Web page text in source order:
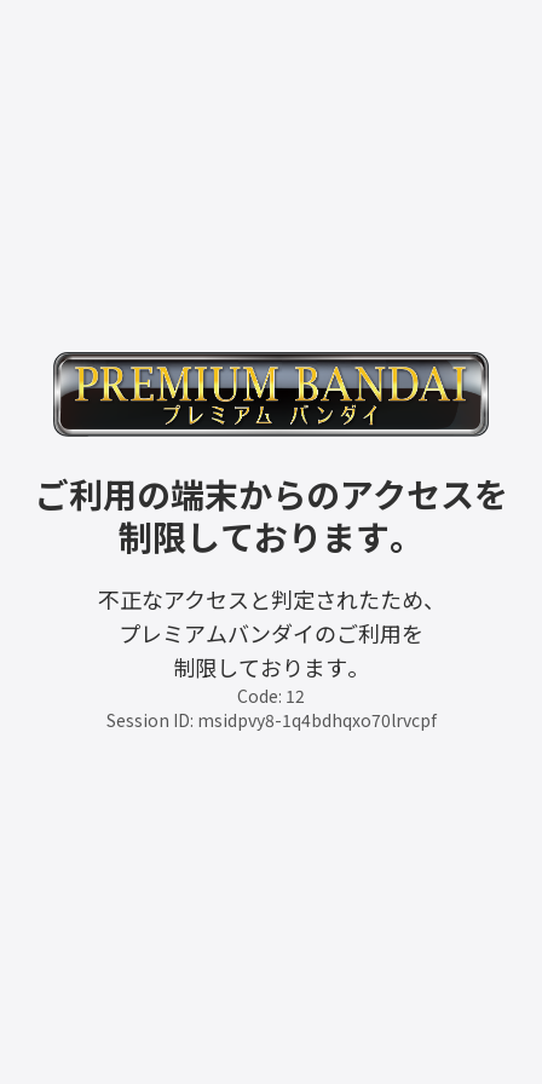
ご利用の端末からのアクセスを
制限しております。
不正なアクセスと判定されたため、
プレミアムバンダイのご利用を
制限しております。
Code: 12
Session ID: msidpvy8-1q4bdhqxo70lrvcpf